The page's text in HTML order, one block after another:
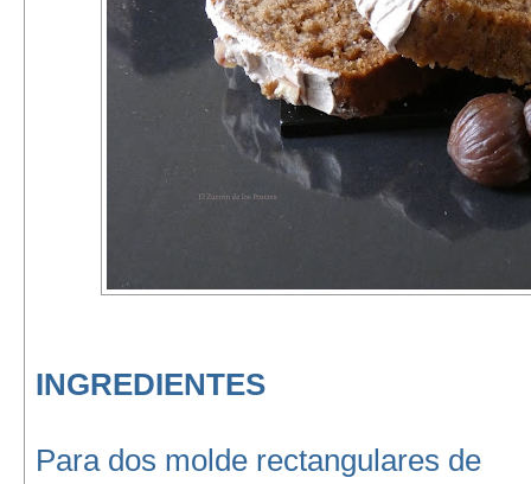
INGREDIENTES
Para dos molde rectangulares de